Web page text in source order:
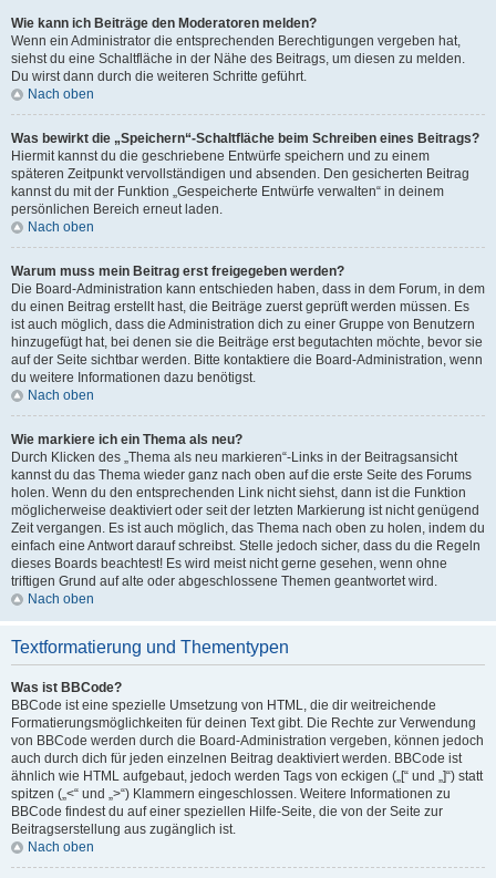
Wie kann ich Beiträge den Moderatoren melden?
Wenn ein Administrator die entsprechenden Berechtigungen vergeben hat,
siehst du eine Schaltfläche in der Nähe des Beitrags, um diesen zu melden.
Du wirst dann durch die weiteren Schritte geführt.
Nach oben
Was bewirkt die „Speichern“-Schaltfläche beim Schreiben eines Beitrags?
Hiermit kannst du die geschriebene Entwürfe speichern und zu einem
späteren Zeitpunkt vervollständigen und absenden. Den gesicherten Beitrag
kannst du mit der Funktion „Gespeicherte Entwürfe verwalten“ in deinem
persönlichen Bereich erneut laden.
Nach oben
Warum muss mein Beitrag erst freigegeben werden?
Die Board-Administration kann entschieden haben, dass in dem Forum, in dem
du einen Beitrag erstellt hast, die Beiträge zuerst geprüft werden müssen. Es
ist auch möglich, dass die Administration dich zu einer Gruppe von Benutzern
hinzugefügt hat, bei denen sie die Beiträge erst begutachten möchte, bevor sie
auf der Seite sichtbar werden. Bitte kontaktiere die Board-Administration, wenn
du weitere Informationen dazu benötigst.
Nach oben
Wie markiere ich ein Thema als neu?
Durch Klicken des „Thema als neu markieren“-Links in der Beitragsansicht
kannst du das Thema wieder ganz nach oben auf die erste Seite des Forums
holen. Wenn du den entsprechenden Link nicht siehst, dann ist die Funktion
möglicherweise deaktiviert oder seit der letzten Markierung ist nicht genügend
Zeit vergangen. Es ist auch möglich, das Thema nach oben zu holen, indem du
einfach eine Antwort darauf schreibst. Stelle jedoch sicher, dass du die Regeln
dieses Boards beachtest! Es wird meist nicht gerne gesehen, wenn ohne
triftigen Grund auf alte oder abgeschlossene Themen geantwortet wird.
Nach oben
Textformatierung und Thementypen
Was ist BBCode?
BBCode ist eine spezielle Umsetzung von HTML, die dir weitreichende
Formatierungsmöglichkeiten für deinen Text gibt. Die Rechte zur Verwendung
von BBCode werden durch die Board-Administration vergeben, können jedoch
auch durch dich für jeden einzelnen Beitrag deaktiviert werden. BBCode ist
ähnlich wie HTML aufgebaut, jedoch werden Tags von eckigen („[“ und „]“) statt
spitzen („<“ und „>“) Klammern eingeschlossen. Weitere Informationen zu
BBCode findest du auf einer speziellen Hilfe-Seite, die von der Seite zur
Beitragserstellung aus zugänglich ist.
Nach oben